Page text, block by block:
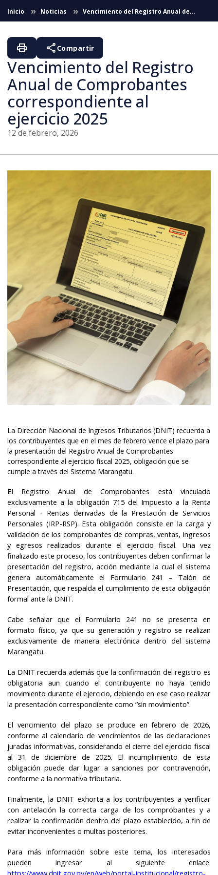
Saltar al contenido principal
Inicio Noticias
Vencimiento del Registro Anual de
Comprobantes correspondiente al ejercicio 2025
Vencimiento del Registro
Anual de Comprobantes
correspondiente al
ejercicio 2025
12 de febrero, 2026
print share Compartir
La Dirección Nacional de Ingresos Tributarios (DNIT) recuerda a
los contribuyentes que en el mes de febrero vence el plazo para
la presentación del Registro Anual de Comprobantes
correspondiente al ejercicio fiscal 2025, obligación que se
cumple a través del Sistema Marangatu.
El Registro Anual de Comprobantes está vinculado
exclusivamente a la obligación 715 del Impuesto a la Renta
Personal - Rentas derivadas de la Prestación de Servicios
Personales (IRP-RSP). Esta obligación consiste en la carga y
validación de los comprobantes de compras, ventas, ingresos
y egresos realizados durante el ejercicio fiscal. Una vez
finalizado este proceso, los contribuyentes deben confirmar la
presentación del registro, acción mediante la cual el sistema
genera automáticamente el Formulario 241 – Talón de
Presentación, que respalda el cumplimiento de esta obligación
formal ante la DNIT.
Cabe señalar que el Formulario 241 no se presenta en
formato físico, ya que su generación y registro se realizan
exclusivamente de manera electrónica dentro del sistema
Marangatu.
La DNIT recuerda además que la confirmación del registro es
obligatoria aun cuando el contribuyente no haya tenido
movimiento durante el ejercicio, debiendo en ese caso realizar
la presentación correspondiente como “sin movimiento”.
El vencimiento del plazo se produce en febrero de 2026,
conforme al calendario de vencimientos de las declaraciones
juradas informativas, considerando el cierre del ejercicio fiscal
al 31 de diciembre de 2025. El incumplimiento de esta
obligación puede dar lugar a sanciones por contravención,
conforme a la normativa tributaria.
Finalmente, la DNIT exhorta a los contribuyentes a verificar
con antelación la correcta carga de los comprobantes y a
realizar la confirmación dentro del plazo establecido, a fin de
evitar inconvenientes o multas posteriores.
Para más información sobre este tema, los interesados
pueden ingresar al siguiente enlace:
https://www.dnit.gov.py/en/web/portal-institucional/registro-